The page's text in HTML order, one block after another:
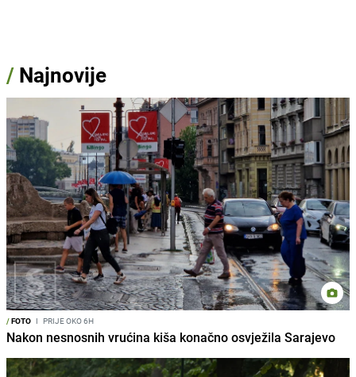
/ Najnovije
/FOTO I PRIJE OKO 6H
Nakon nesnosnih vrućina kiša konačno osvježila Sarajevo